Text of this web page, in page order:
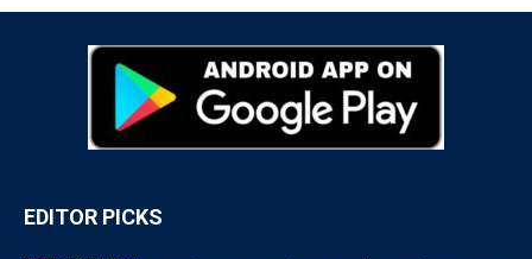
EDITOR PICKS